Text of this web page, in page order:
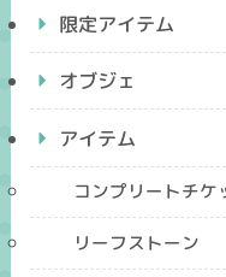
限定アイテム
オブジェ
アイテム
コンプリートチケ
リーフストーン